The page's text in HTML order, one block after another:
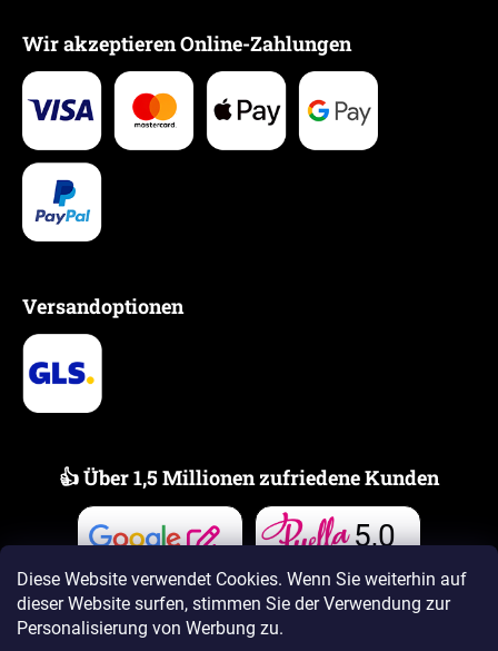
Diese Website verwendet Cookies. Wenn Sie weiterhin auf
dieser Website surfen, stimmen Sie der Verwendung zur
Personalisierung von Werbung zu.
Wir akzeptieren Online-Zahlungen
Versandoptionen
👍 Über 1,5 Millionen zufriedene Kunden
Bewertungen
5,0